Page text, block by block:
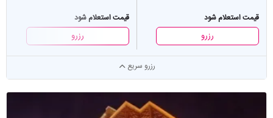
قیمت استعلام شود
رزرو
قیمت استعلام شود
رزرو
رزرو سریع